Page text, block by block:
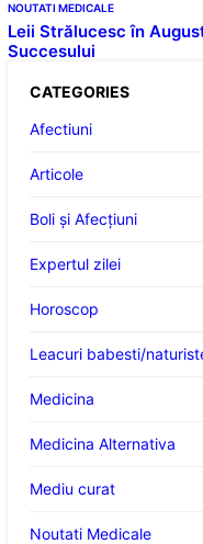
NOUTATI MEDICALE
Leii Strălucesc în
Succesului
CATEGORIES
Afectiuni
Articole
Boli și Afecțiuni
Expertul zilei
Horoscop
Leacuri babesti/
Medicina
Medicina Alternativa
Mediu curat
Noutati Medicale